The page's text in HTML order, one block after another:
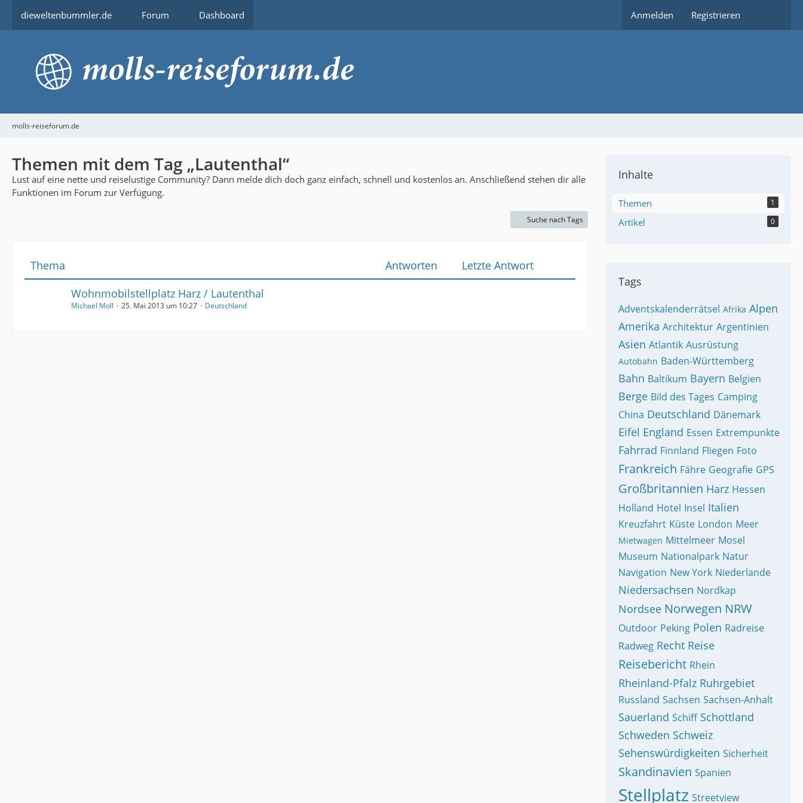
dieweltenbummler.de Forum Dashboard Anmelden Registrieren
molls-reiseforum.de
Themen mit dem Tag „Lautenthal“
Lust auf eine nette und reiselustige Community? Dann melde dich doch ganz einfach, schnell und kostenlos an. Anschließend stehen dir alle
Funktionen im Forum zur Verfügung.
Suche nach Tags
Thema Antworten
Letzte Antwort
Wohnmobilstellplatz Harz / Lautenthal
Michael Moll 25. Mai 2013 um 10:27 Deutschland
Inhalte
Themen 1
Artikel 0
Tags
Adventskalenderrätsel Afrika Alpen
Amerika Architektur Argentinien
Asien Atlantik Ausrüstung
Autobahn Baden-Württemberg
Bahn Baltikum Bayern Belgien
Berge Bild des Tages Camping
China Deutschland Dänemark
Eifel England Essen Extrempunkte
Fahrrad Finnland Fliegen Foto
Frankreich Fähre Geografie GPS
Großbritannien Harz Hessen
Holland Hotel Insel Italien
Kreuzfahrt Küste London Meer
Mietwagen Mittelmeer Mosel
Museum Nationalpark Natur
Navigation New York Niederlande
Niedersachsen Nordkap
Nordsee Norwegen NRW
Outdoor Peking Polen Radreise
Radweg Recht Reise
Reisebericht Rhein
Rheinland-Pfalz Ruhrgebiet
Russland Sachsen Sachsen-Anhalt
Sauerland Schiff Schottland
Schweden Schweiz
Sehenswürdigkeiten Sicherheit
Skandinavien Spanien
Stellplatz Streetview